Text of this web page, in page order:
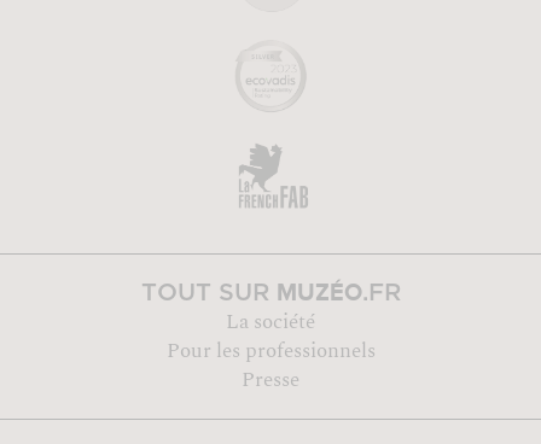
TOUT SUR MUZÉO.FR
La société
Pour les professionnels
Presse